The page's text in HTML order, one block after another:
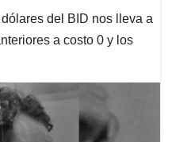
del BID nos lleva a
a costo 0 y los